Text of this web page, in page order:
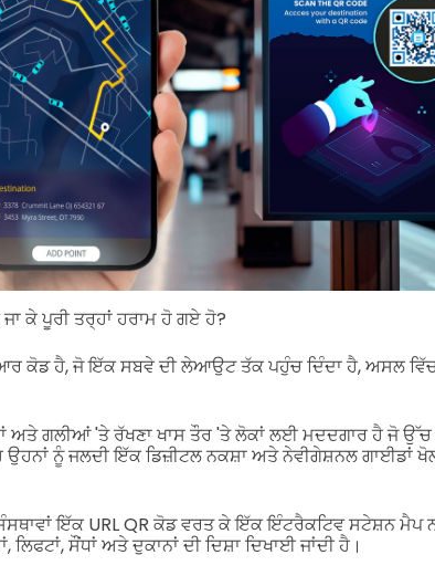
ਕੇ ਪੂਰੀ ਤਰ੍ਹਾਂ ਹਰਾਮ ਹੋ ਗਏ ਹੋ?
ਕੋਡ ਹੈ, ਜੋ ਇੱਕ ਸਬਵੇ ਦੀ ਲੇਆਉਟ ਤੱਕ ਪਹੁੰਚ ਦਿੰਦਾ ਹੈ, ਅਸਲ
ਅਤੇ ਗਲੀਆਂ 'ਤੇ ਰੱਖਣਾ ਖਾਸ ਤੌਰ 'ਤੇ ਲੋਕਾਂ ਲਈ ਮਦਦਗਾਰ ਹੈ ਜੋ ਉੱਚ
ਨੂੰ ਜਲਦੀ ਇੱਕ ਡਿਜ਼ੀਟਲ ਨਕਸ਼ਾ ਅਤੇ ਨੇਵੀਗੇਸ਼ਨਲ ਗਾਈਡਾਂ
ਇੱਕ URL QR ਕੋਡ ਵਰਤ ਕੇ ਇੱਕ ਇੰਟਰੈਕਟਿਵ ਸਟੇਸ਼ਨ ਮੈਪ
ਲਿਫਟਾਂ, ਸੌਂਧਾਂ ਅਤੇ ਦੁਕਾਨਾਂ ਦੀ ਦਿਸ਼ਾ ਦਿਖਾਈ ਜਾਂਦੀ ਹੈ।